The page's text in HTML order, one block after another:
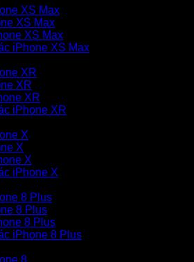
XS Max
XS Max
XS Max
iPhone XS Max
XR
XR
XR
iPhone XR
X
X
X
iPhone X
8 Plus
8 Plus
8 Plus
iPhone 8 Plus
8